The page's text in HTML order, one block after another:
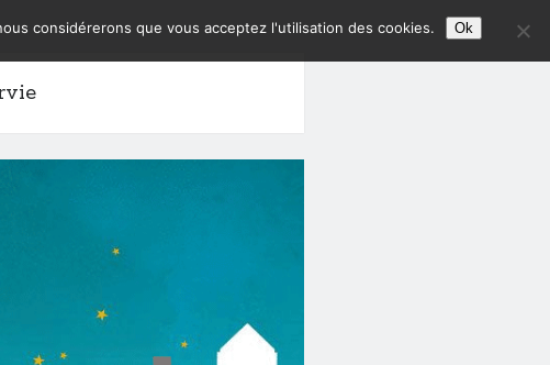
considérerons que vous acceptez l'utilisation des cookies. Ok